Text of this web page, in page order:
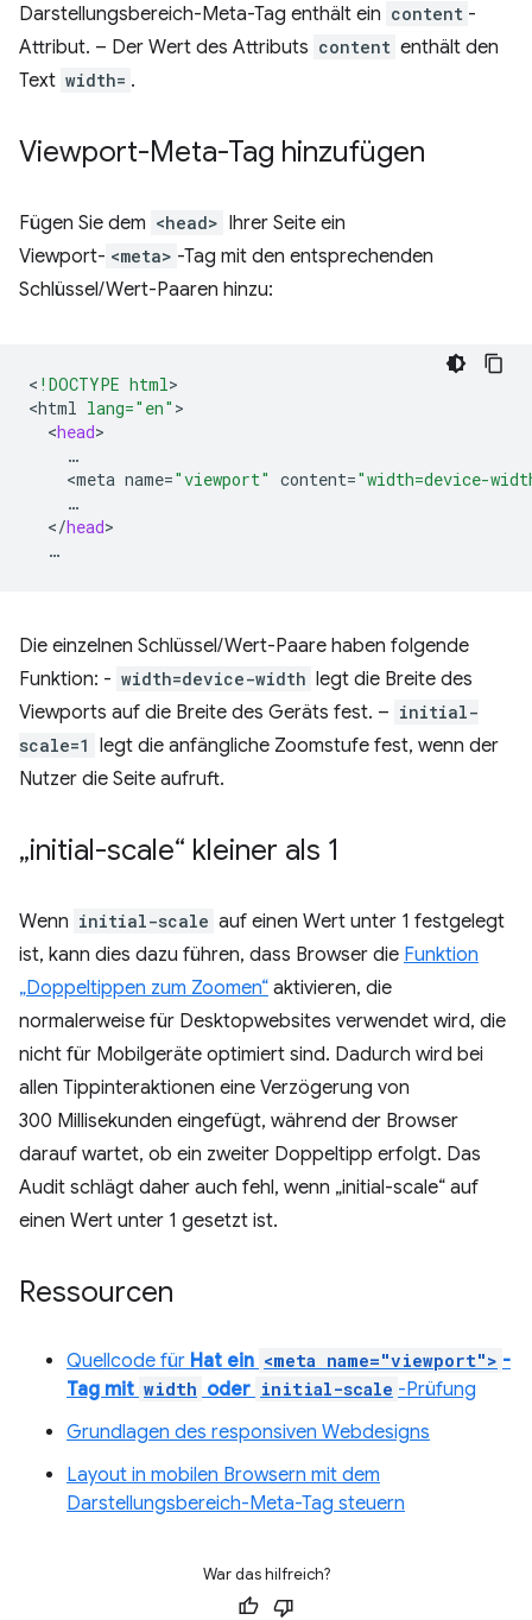
Darstellungsbereich-Meta-Tag enthält ein content -
Attribut. – Der Wert des Attributs content enthält den
Text width= .
Viewport-Meta-Tag hinzufügen
Fügen Sie dem <head> Ihrer Seite ein
Viewport- <meta> -Tag mit den entsprechenden
Schlüssel/Wert-Paaren hinzu:
< !DOCTYPE html>
<html lang="en"
<head
<meta name="viewport" content="width=device-
</head
Die einzelnen Schlüssel/Wert-Paare haben folgende
Funktion: - width=device-width legt die Breite des
Viewports auf die Breite des Geräts fest. – initial-
scale=1 legt die anfängliche Zoomstufe fest, wenn der
Nutzer die Seite aufruft.
„initial-scale“ kleiner als 1
Wenn initial-scale auf einen Wert unter 1 festgelegt
ist, kann dies dazu führen, dass Browser die Funktion
„Doppeltippen zum Zoomen“ aktivieren, die
normalerweise für Desktopwebsites verwendet wird, die
nicht für Mobilgeräte optimiert sind. Dadurch wird bei
allen Tippinteraktionen eine Verzögerung von
300 Millisekunden eingefügt, während der Browser
darauf wartet, ob ein zweiter Doppeltipp erfolgt. Das
Audit schlägt daher auch fehl, wenn „initial-scale“ auf
einen Wert unter 1 gesetzt ist.
Ressourcen
Quellcode für Hat ein <meta name="viewport"> -
Tag mit width oder initial-scale -Prüfung
Grundlagen des responsiven Webdesigns
Layout in mobilen Browsern mit dem
Darstellungsbereich-Meta-Tag steuern
War das hilfreich?